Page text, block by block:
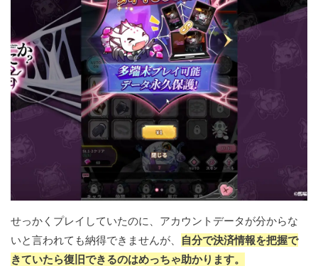
せっかくプレイしていたのに、アカウントデータが分からな
いと言われても納得できませんが、
自分で決済情報を把握で
きていたら復旧できるのはめっちゃ助かります。